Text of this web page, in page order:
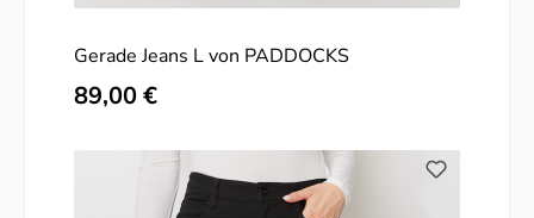
Gerade Jeans L von PADDOCKS
Regulärer Preis:
89,00 €